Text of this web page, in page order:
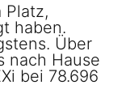
Platz,
haben.
Über
nach Hause
bei 78.696